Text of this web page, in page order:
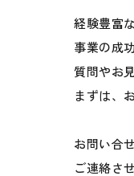
経験豊富
事業の成
質問やお
まずは、
お問い合
ご連絡さ